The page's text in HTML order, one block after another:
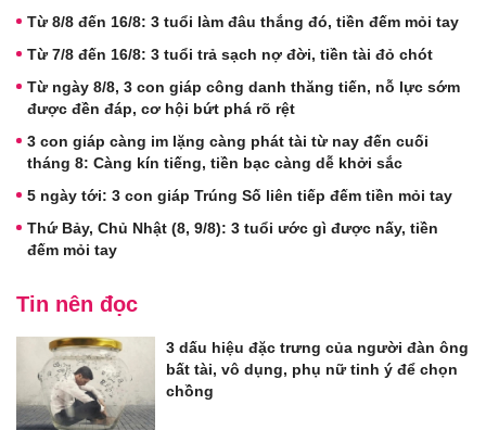
Từ 8/8 đến 16/8: 3 tuổi làm đâu thắng đó, tiền đếm mỏi tay
Từ 7/8 đến 16/8: 3 tuổi trả sạch nợ đời, tiền tài đỏ chót
Từ ngày 8/8, 3 con giáp công danh thăng tiến, nỗ lực sớm
được đền đáp, cơ hội bứt phá rõ rệt
3 con giáp càng im lặng càng phát tài từ nay đến cuối
tháng 8: Càng kín tiếng, tiền bạc càng dễ khởi sắc
5 ngày tới: 3 con giáp Trúng Số liên tiếp đếm tiền mỏi tay
Thứ Bảy, Chủ Nhật (8, 9/8): 3 tuổi ước gì được nấy, tiền
đếm mỏi tay
Tin nên đọc
3 dấu hiệu đặc trưng của người đàn ông
bất tài, vô dụng, phụ nữ tinh ý để chọn
chồng